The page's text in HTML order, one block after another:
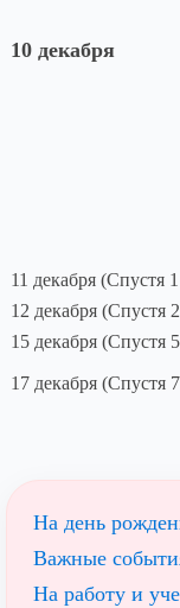
10 декабря
11 декабря (Спустя
12 декабря (Спустя
15 декабря (Спустя
17 декабря (Спустя
На день
Важные
На работу и